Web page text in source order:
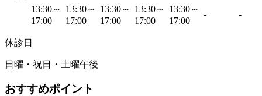
13:30～
17:00
13:30～
17:00
13:30～
17:00
13:30～
17:00
13:30～
17:00
- -
休診日
日曜・祝日・土曜午後
おすすめポイント